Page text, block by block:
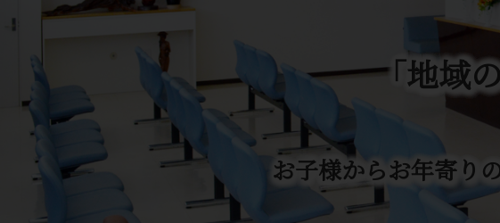
「地域
お子様からお年寄り